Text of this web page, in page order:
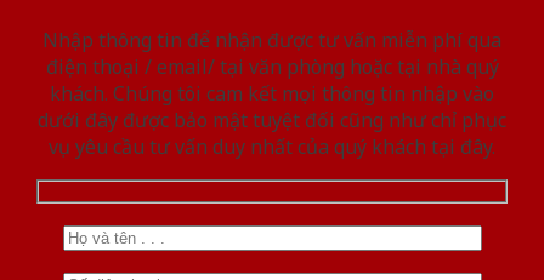
Nhập thông tin để nhận được tư vấn miễn phí qua
điện thoại / email/ tại văn phòng hoặc tại nhà quý
khách. Chúng tôi cam kết mọi thông tin nhập vào
dưới đây được bảo mật tuyệt đối cũng như chỉ phục
vụ yêu cầu tư vấn duy nhất của quý khách tại đây.